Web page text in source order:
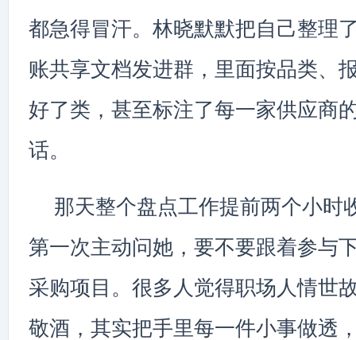
都急得冒汗。林晓默默把自己整理
账共享文档发进群，里面按品类、
好了类，甚至标注了每一家供应商
话。
那天整个盘点工作提前两个小时
第一次主动问她，要不要跟着参与
采购项目。很多人觉得职场人情世
敬酒，其实把手里每一件小事做透